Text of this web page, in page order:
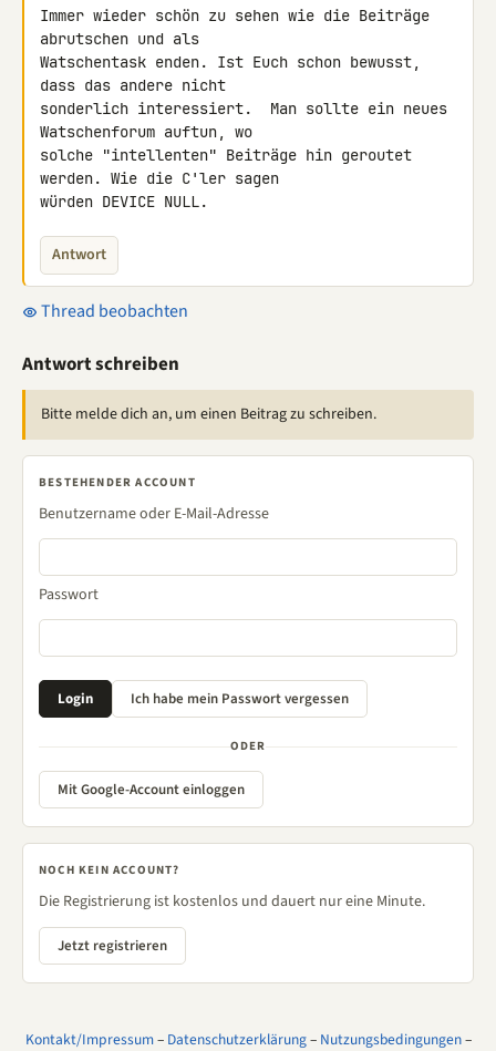
Immer wieder schön zu sehen wie die Beiträge
abrutschen und als
Watschentask enden. Ist Euch schon bewusst,
dass das andere nicht
sonderlich interessiert.  Man sollte ein neues
Watschenforum auftun, wo
solche "intellenten" Beiträge hin geroutet
werden. Wie die C'ler sagen
würden DEVICE NULL.
Antwort
Thread beobachten
Antwort schreiben
Bitte melde dich an, um einen Beitrag zu schreiben.
BESTEHENDER ACCOUNT
Benutzername oder E-Mail-Adresse
Passwort
ODER
Mit Google-Account einloggen
NOCH KEIN ACCOUNT?
Die Registrierung ist kostenlos und dauert nur eine Minute.
Jetzt registrieren
Kontakt/Impressum– Datenschutzerklärung– Nutzungsbedingungen–